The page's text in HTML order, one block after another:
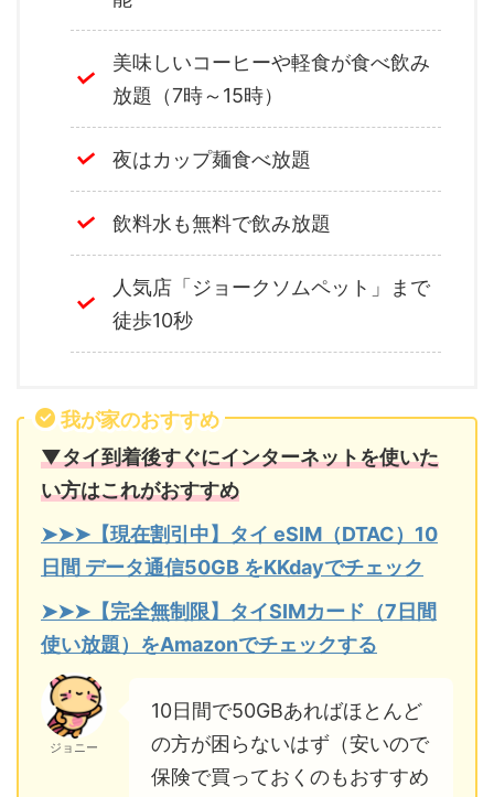
美味しいコーヒーや軽食が食べ飲み
放題（7時～15時）
夜はカップ麺食べ放題
飲料水も無料で飲み放題
人気店「ジョークソムペット」まで
徒歩10秒
我が家のおすすめ
▼タイ到着後すぐにインターネットを使いた
い方はこれがおすすめ
➤➤➤【現在割引中】タイ eSIM（DTAC）10
日間 データ通信50GB をKKdayでチェック
➤➤➤【完全無制限】タイSIMカード（7日間
使い放題）をAmazonでチェックする
ジョニー
10日間で50GBあればほとんど
の方が困らないはず（安いので
保険で買っておくのもおすすめ